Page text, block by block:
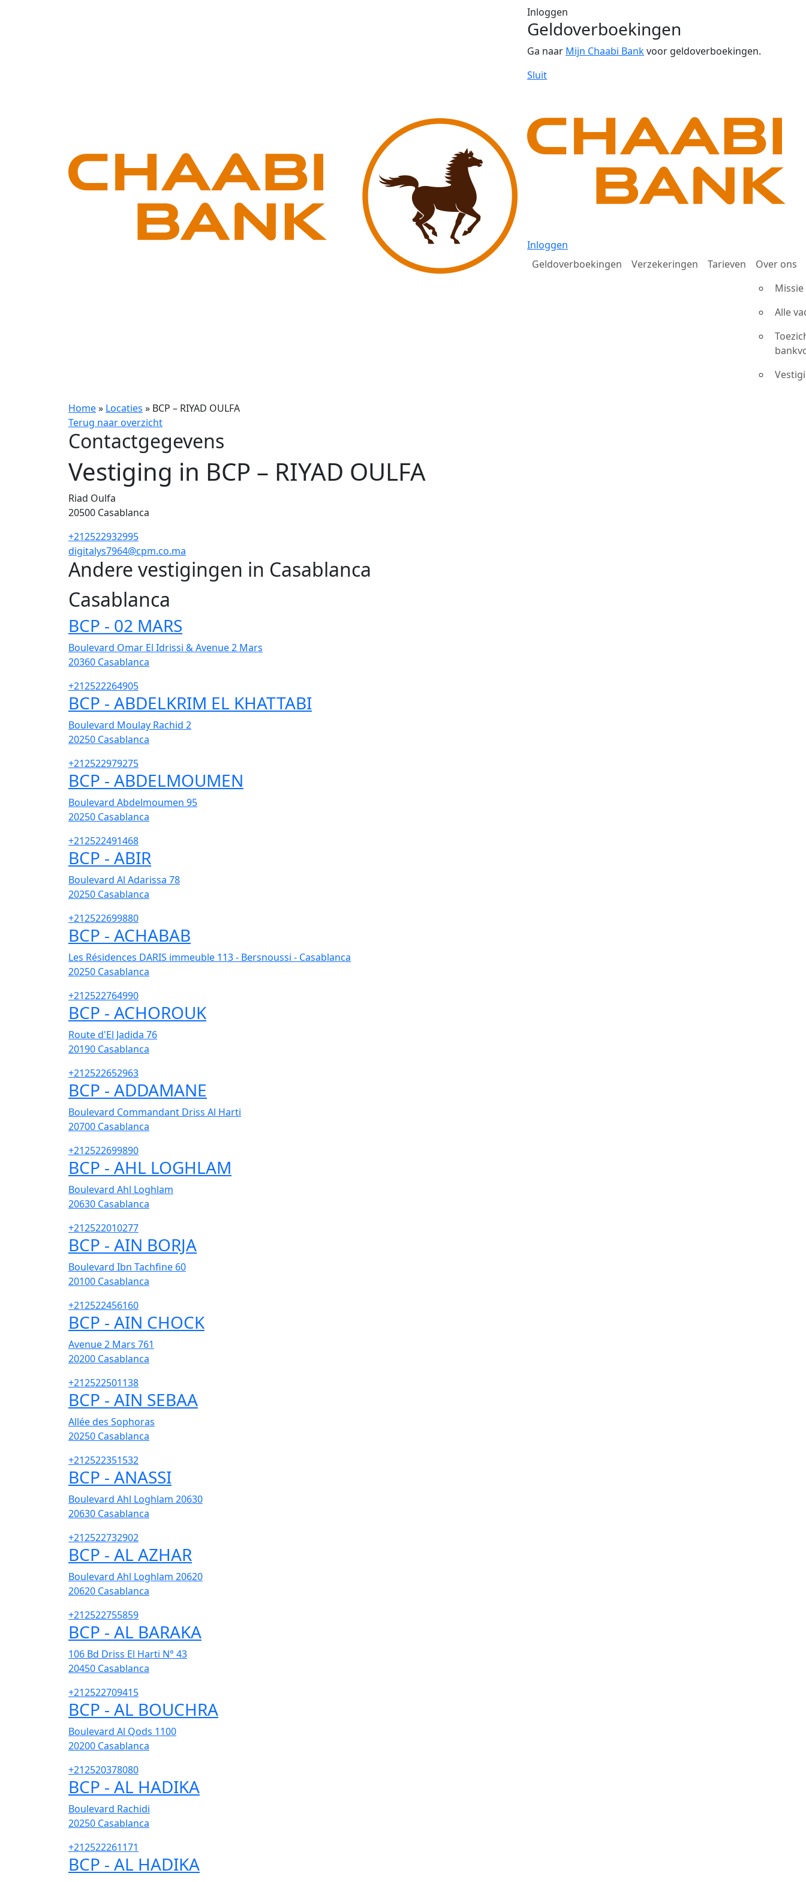
Inloggen
Geldoverboekingen
Ga naar Mijn Chaabi Bankvoor geldoverboekingen.
Sluit
Inloggen
Geldoverboekingen
Verzekeringen Tarieven
Over ons
Alle
Home» Locaties » BCP – RIYAD OULFA
Terug naar overzicht
Contactgegevens
Vestiging in BCP – RIYAD OULFA
Riad Oulfa
20500 Casablanca
+212522932995
digitalys7964@cpm.co.ma
Andere vestigingen in Casablanca
Casablanca
BCP - 02 MARS
Boulevard Omar El Idrissi & Avenue 2 Mars
20360 Casablanca
+212522264905
BCP - ABDELKRIM EL KHATTABI
Boulevard Moulay Rachid 2
20250 Casablanca
+212522979275
BCP - ABDELMOUMEN
Boulevard Abdelmoumen 95
20250 Casablanca
+212522491468
BCP - ABIR
Boulevard Al Adarissa 78
20250 Casablanca
+212522699880
BCP - ACHABAB
Les Résidences DARIS immeuble 113 - Bersnoussi - Casablanca
20250 Casablanca
+212522764990
BCP - ACHOROUK
Route d'El Jadida 76
20190 Casablanca
+212522652963
BCP - ADDAMANE
Boulevard Commandant Driss Al Harti
20700 Casablanca
+212522699890
BCP - AHL LOGHLAM
Boulevard Ahl Loghlam
20630 Casablanca
+212522010277
BCP - AIN BORJA
Boulevard Ibn Tachfine 60
20100 Casablanca
+212522456160
BCP - AIN CHOCK
Avenue 2 Mars 761
20200 Casablanca
+212522501138
BCP - AIN SEBAA
Allée des Sophoras
20250 Casablanca
+212522351532
BCP - ANASSI
Boulevard Ahl Loghlam 20630
20630 Casablanca
+212522732902
BCP - AL AZHAR
Boulevard Ahl Loghlam 20620
20620 Casablanca
+212522755859
BCP - AL BARAKA
106 Bd Driss El Harti N° 43
20450 Casablanca
+212522709415
BCP - AL BOUCHRA
Boulevard Al Qods 1100
20200 Casablanca
+212520378080
BCP - AL HADIKA
Boulevard Rachidi
20250 Casablanca
+212522261171
BCP - AL HADIKA